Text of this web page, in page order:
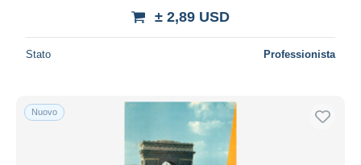
± 2,89 USD
Stato Professionista
Nuovo